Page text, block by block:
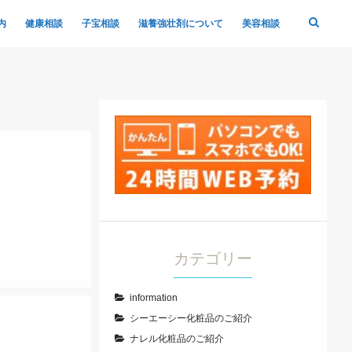
健康相談 子宝相談 滋養強壮剤について 美容相談
カテゴリー
information
シーエーシー化粧品のご紹介
ナレル化粧品のご紹介